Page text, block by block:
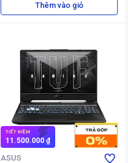
Thêm vào giỏ
TIẾT KIỆM
11.500.000 ₫
ASUS